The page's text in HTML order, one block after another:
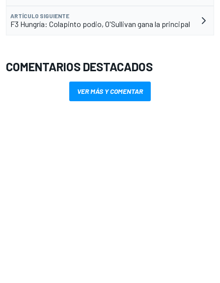
ARTÍCULO SIGUIENTE
F3 Hungría: Colapinto podio, O'Sullivan gana la principal
COMENTARIOS DESTACADOS
VER MÁS Y COMENTAR